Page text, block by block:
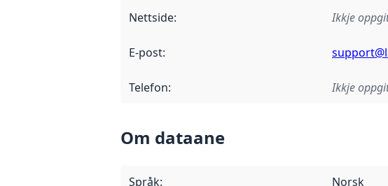
Nettside: Ikkje
E-post:
Telefon: Ikkje
Om dataane
Språk: Norsk